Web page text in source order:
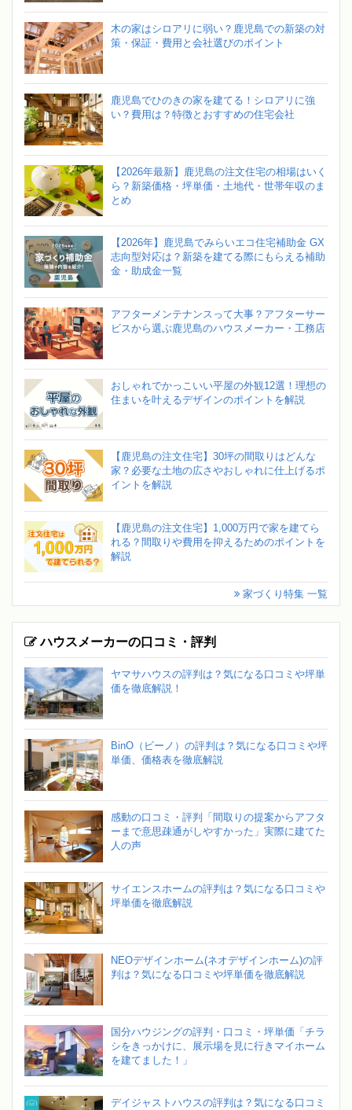
木の家はシロアリに弱い？鹿児島での新築の対
策・保証・費用と会社選びのポイント
鹿児島でひのきの家を建てる！シロアリに強
い？費用は？特徴とおすすめの住宅会社
【2026年最新】鹿児島の注文住宅の相場はいく
ら？新築価格・坪単価・土地代・世帯年収のま
とめ
【2026年】鹿児島でみらいエコ住宅補助金 GX
志向型対応は？新築を建てる際にもらえる補助
金・助成金一覧
アフターメンテナンスって大事？アフターサー
ビスから選ぶ鹿児島のハウスメーカー・工務店
おしゃれでかっこいい平屋の外観12選！理想の
住まいを叶えるデザインのポイントを解説
【鹿児島の注文住宅】30坪の間取りはどんな
家？必要な土地の広さやおしゃれに仕上げるポ
イントを解説
【鹿児島の注文住宅】1,000万円で家を建てら
れる？間取りや費用を抑えるためのポイントを
解説
家づくり特集 一覧
ハウスメーカーの口コミ・評判
ヤマサハウスの評判は？気になる口コミや坪単
価を徹底解説！
BinO（ビーノ）の評判は？気になる口コミや坪
単価、価格表を徹底解説
感動の口コミ・評判「間取りの提案からアフタ
ーまで意思疎通がしやすかった」実際に建てた
人の声
サイエンスホームの評判は？気になる口コミや
坪単価を徹底解説
NEOデザインホーム(ネオデザインホーム)の評
判は？気になる口コミや坪単価を徹底解説
国分ハウジングの評判・口コミ・坪単価「チラ
シをきっかけに、展示場を見に行きマイホーム
を建てました！」
デイジャストハウスの評判は？気になる口コミ